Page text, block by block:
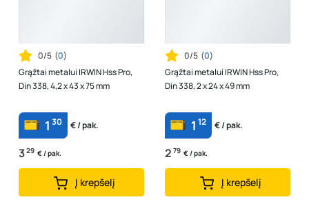
0/5 (0)
Grąžtai metalui IRWIN Hss Pro,
Din 338, 4,2 x 43 x 75 mm
1 30 € / pak.
329 € / pak.
Į krepšelį
0/5 (0)
Grąžtai metalui IRWIN Hss Pro,
Din 338, 2 x 24 x 49 mm
1 12 € / pak.
2 79 € / pak.
Į krepšelį